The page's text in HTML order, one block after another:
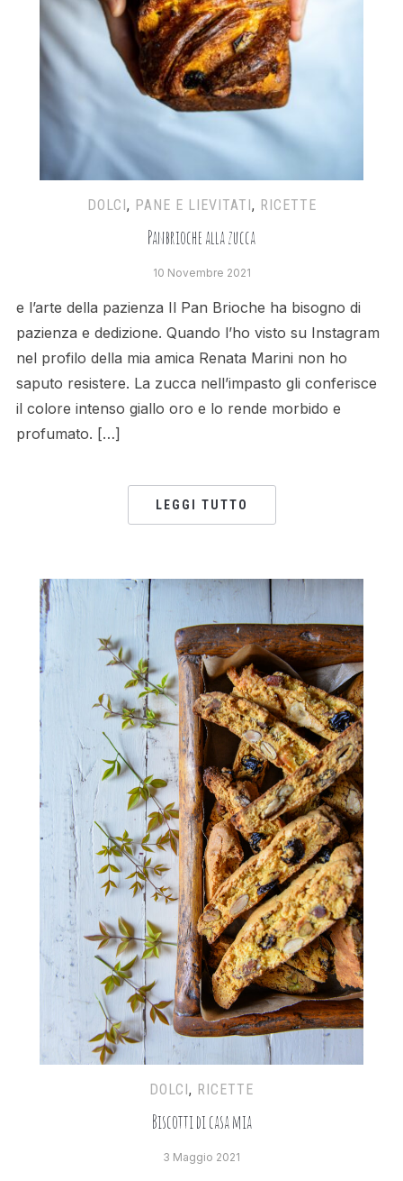
DOLCI, PANE E LIEVITATI, RICETTE
Panbrioche alla zucca
10 Novembre 2021
e l’arte della pazienza Il Pan Brioche ha bisogno di
pazienza e dedizione. Quando l’ho visto su Instagram
nel profilo della mia amica Renata Marini non ho
saputo resistere. La zucca nell’impasto gli conferisce
il colore intenso giallo oro e lo rende morbido e
profumato. […]
LEGGI TUTTO
DOLCI, RICETTE
Biscotti di casa mia
3 Maggio 2021